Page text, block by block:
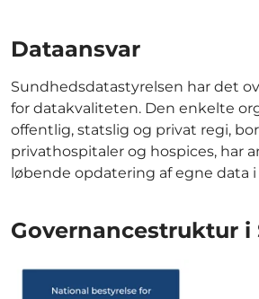
Dataansvar
Sundhedsdatastyrelsen har det
for datakvaliteten. Den enkelte
offentlig, statslig og privat regi,
privathospitaler og hospices, har
løbende opdatering af egne data i
Governancestruktur i